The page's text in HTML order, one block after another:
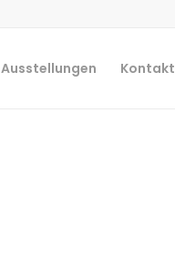
Ausstellungen Kontakt